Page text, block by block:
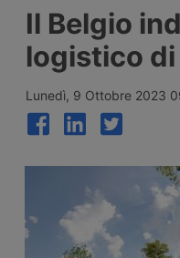
attività europee
senior, mentre
volumi record e
investimenti tra
Il Belgio
logistico
Lunedì, 9 Ottobre 2023